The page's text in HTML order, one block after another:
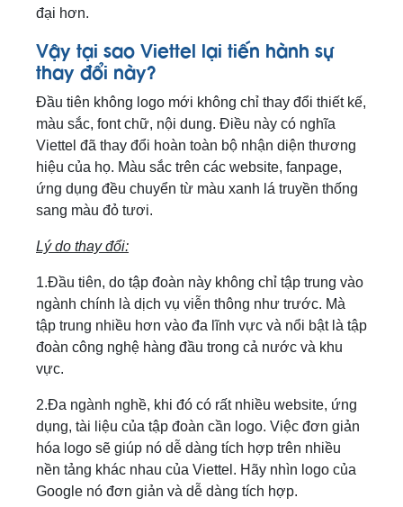
đại hơn.
Vậy tại sao Viettel lại tiến hành sự
thay đổi này?
Đầu tiên không logo mới không chỉ thay đổi thiết kế,
màu sắc, font chữ, nội dung. Điều này có nghĩa
Viettel đã thay đổi hoàn toàn bộ nhận diện thương
hiệu của họ. Màu sắc trên các website, fanpage,
ứng dụng đều chuyển từ màu xanh lá truyền thống
sang màu đỏ tươi.
Lý do thay đổi:
1.Đầu tiên, do tập đoàn này không chỉ tập trung vào
ngành chính là dịch vụ viễn thông như trước. Mà
tập trung nhiều hơn vào đa lĩnh vực và nổi bật là tập
đoàn công nghệ hàng đầu trong cả nước và khu
vực.
2.Đa ngành nghề, khi đó có rất nhiều website, ứng
dụng, tài liệu của tập đoàn cần logo. Việc đơn giản
hóa logo sẽ giúp nó dễ dàng tích hợp trên nhiều
nền tảng khác nhau của Viettel. Hãy nhìn logo của
Google nó đơn giản và dễ dàng tích hợp.